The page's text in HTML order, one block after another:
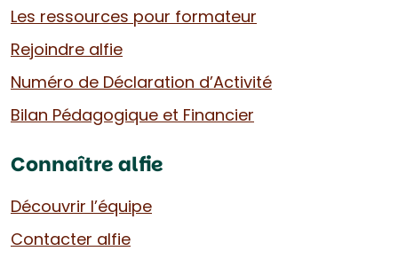
Les ressources pour formateur
Rejoindre alfie
Numéro de Déclaration d’Activité
Bilan Pédagogique et Financier
Connaître alfie
Découvrir l’équipe
Contacter alfie